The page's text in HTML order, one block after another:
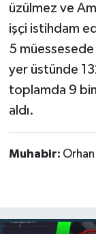
üzülmez ve
işçi istihdam
5 müessesede
yer üstünde
toplamda 9
aldı.
Muhabir: